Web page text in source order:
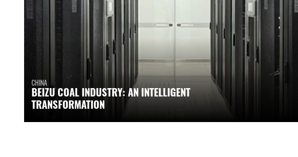
CHINA
BEIZU COAL INDUSTRY: AN INTELLIGENT
TRANSFORMATION